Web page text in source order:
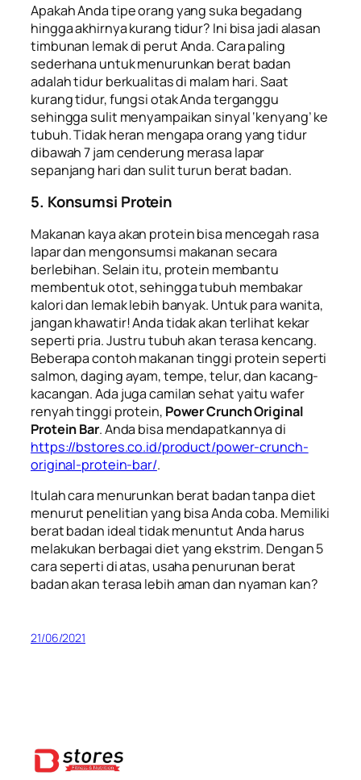
Apakah Anda tipe orang yang suka begadang
hingga akhirnya kurang tidur? Ini bisa jadi alasan
timbunan lemak di perut Anda. Cara paling
sederhana untuk menurunkan berat badan
adalah tidur berkualitas di malam hari. Saat
kurang tidur, fungsi otak Anda terganggu
sehingga sulit menyampaikan sinyal ‘kenyang’ ke
tubuh. Tidak heran mengapa orang yang tidur
dibawah 7 jam cenderung merasa lapar
sepanjang hari dan sulit turun berat badan.
5. Konsumsi Protein
Makanan kaya akan protein bisa mencegah rasa
lapar dan mengonsumsi makanan secara
berlebihan. Selain itu, protein membantu
membentuk otot, sehingga tubuh membakar
kalori dan lemak lebih banyak. Untuk para wanita,
jangan khawatir! Anda tidak akan terlihat kekar
seperti pria. Justru tubuh akan terasa kencang.
Beberapa contoh makanan tinggi protein seperti
salmon, daging ayam, tempe, telur, dan kacang-
kacangan. Ada juga camilan sehat yaitu wafer
renyah tinggi protein, Power Crunch Original
Protein Bar. Anda bisa mendapatkannya di
https://bstores.co.id/product/power-crunch-
original-protein-bar/.
Itulah cara menurunkan berat badan tanpa diet
menurut penelitian yang bisa Anda coba. Memiliki
berat badan ideal tidak menuntut Anda harus
melakukan berbagai diet yang ekstrim. Dengan 5
cara seperti di atas, usaha penurunan berat
badan akan terasa lebih aman dan nyaman kan?
21/06/2021